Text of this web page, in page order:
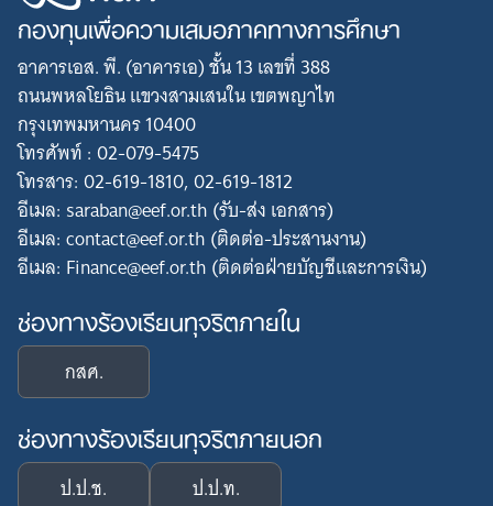
กองทุนเพื่อความเสมอภาคทางการศึกษา
อาคารเอส. พี. (อาคารเอ) ชั้น 13 เลขที่ 388
ถนนพหลโยธิน แขวงสามเสนใน เขตพญาไท
กรุงเทพมหานคร 10400
โทรศัพท์ : 02-079-5475
โทรสาร: 02-619-1810, 02-619-1812
อีเมล: saraban@eef.or.th (รับ-ส่ง เอกสาร)
อีเมล: contact@eef.or.th (ติดต่อ-ประสานงาน)
อีเมล: Finance@eef.or.th (ติดต่อฝ่ายบัญชีและการเงิน)
ช่องทางร้องเรียนทุจริตภายใน
กสศ.
ช่องทางร้องเรียนทุจริตภายนอก
ป.ป.ช. ป.ป.ท.